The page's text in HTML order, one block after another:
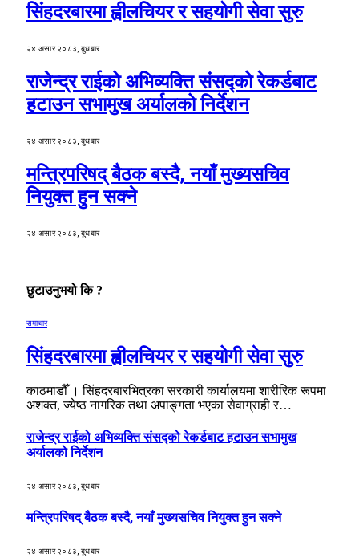
सिंहदरबारमा ह्वीलचियर र सहयोगी सेवा सुरु
२४ असार २०८३, बुधबार
राजेन्द्र राईको अभिव्यक्ति संसद्को रेकर्डबाट
हटाउन सभामुख अर्यालको निर्देशन
२४ असार २०८३, बुधबार
मन्त्रिपरिषद् बैठक बस्दै, नयाँ मुख्यसचिव
नियुक्त हुन सक्ने
२४ असार २०८३, बुधबार
छुटाउनुभयो कि ?
समाचार
सिंहदरबारमा ह्वीलचियर र सहयोगी सेवा सुरु
काठमाडौँ । सिंहदरबारभित्रका सरकारी कार्यालयमा शारीरिक रूपमा
अशक्त, ज्येष्ठ नागरिक तथा अपाङ्गता भएका सेवाग्राही र…
राजेन्द्र राईको अभिव्यक्ति संसद्को रेकर्डबाट हटाउन सभामुख
अर्यालको निर्देशन
२४ असार २०८३, बुधबार
मन्त्रिपरिषद् बैठक बस्दै, नयाँ मुख्यसचिव नियुक्त हुन सक्ने
२४ असार २०८३, बुधबार